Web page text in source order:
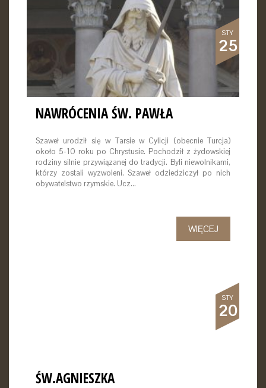
STY
25
NAWRÓCENIA ŚW. PAWŁA
Szaweł urodził się w Tarsie w Cylicji (obecnie Turcja)
około 5-10 roku po Chrystusie. Pochodził z żydowskiej
rodziny silnie przywiązanej do tradycji. Byli niewolnikami,
którzy zostali wyzwoleni. Szaweł odziedziczył po nich
obywatelstwo rzymskie. Ucz…
WIĘCEJ
STY
20
ŚW.AGNIESZKA